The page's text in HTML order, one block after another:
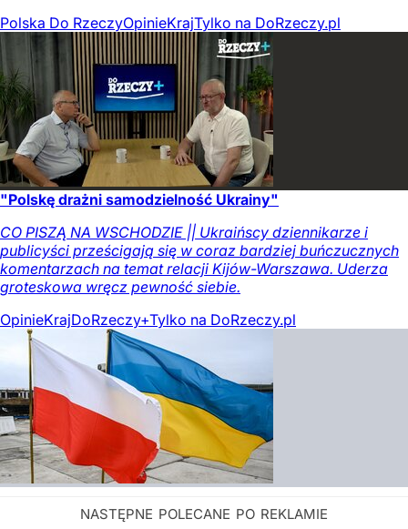
Polska Do RzeczyOpinieKrajTylko na DoRzeczy.pl
"Polskę drażni samodzielność Ukrainy"
CO PISZĄ NA WSCHODZIE || Ukraińscy dziennikarze i
publicyści prześcigają się w coraz bardziej buńczucznych
komentarzach na temat relacji Kijów-Warszawa. Uderza
groteskowa wręcz pewność siebie.
OpinieKrajDoRzeczy+Tylko na DoRzeczy.pl